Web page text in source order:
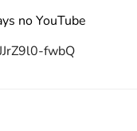
no YouTube
fwbQ